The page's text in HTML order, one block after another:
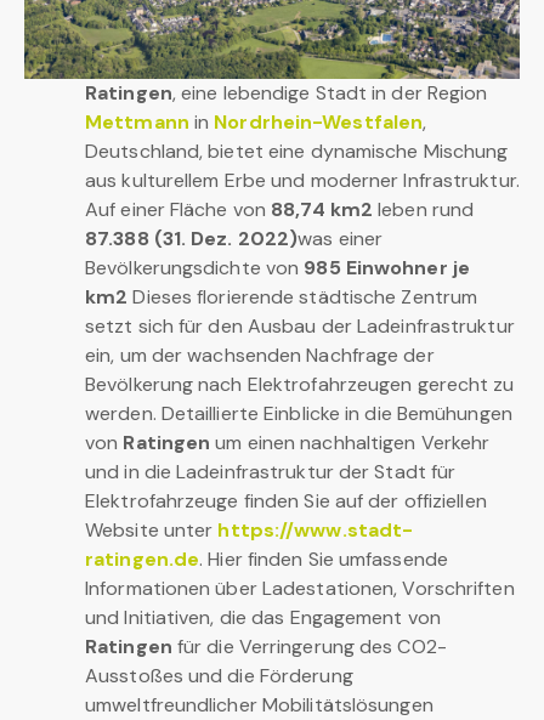
Ratingen, eine lebendige Stadt in der Region
Mettmann in Nordrhein-Westfalen,
Deutschland, bietet eine dynamische Mischung
aus kulturellem Erbe und moderner Infrastruktur.
Auf einer Fläche von 88,74 km2 leben rund
87.388 (31. Dez. 2022)was einer
Bevölkerungsdichte von 985 Einwohner je
km2 Dieses florierende städtische Zentrum
setzt sich für den Ausbau der Ladeinfrastruktur
ein, um der wachsenden Nachfrage der
Bevölkerung nach Elektrofahrzeugen gerecht zu
werden. Detaillierte Einblicke in die Bemühungen
von Ratingen um einen nachhaltigen Verkehr
und in die Ladeinfrastruktur der Stadt für
Elektrofahrzeuge finden Sie auf der offiziellen
Website unter https://www.stadt-
ratingen.de. Hier finden Sie umfassende
Informationen über Ladestationen, Vorschriften
und Initiativen, die das Engagement von
Ratingen für die Verringerung des CO2-
Ausstoßes und die Förderung
umweltfreundlicher Mobilitätslösungen